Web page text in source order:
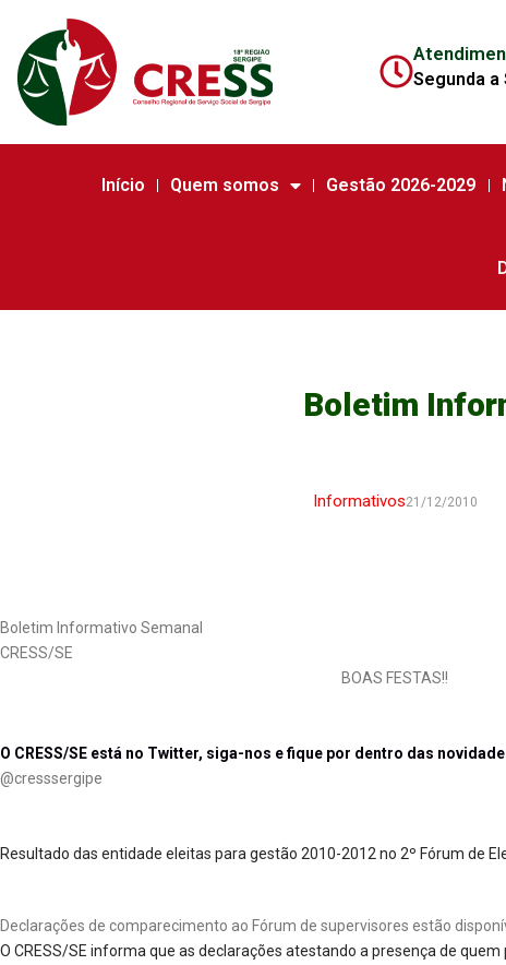
Segunda a
Início Quem somos Gestão 2026-2029
Boletim
Informativos21/12/2010
Boletim Informativo Semanal
CRESS/SE
BOAS FESTAS!!
O CRESS/SE está no Twitter, siga-nos e fique por dentro das
@cresssergipe
Resultado das entidade eleitas para gestão 2010-2012 no 2º Fórum de
Declarações de comparecimento ao Fórum de supervisores estão
O CRESS/SE informa que as declarações atestando a presença de